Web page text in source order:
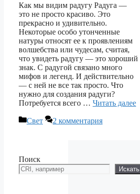
Как мы видим радугу Радуга —
это не просто красиво. Это
прекрасно и удивительно.
Некоторые особо утонченные
натуры относят ее к проявлениям
волшебства или чудесам, считая,
что увидеть радугу — это хороший
знак. С радугой связано много
мифов и легенд. И действительно
— с ней не все так просто. Что
нужно для создания радуги?
Потребуется всего … Читать далее
Рубрики
Свет 2 комментария
Поиск
Искать